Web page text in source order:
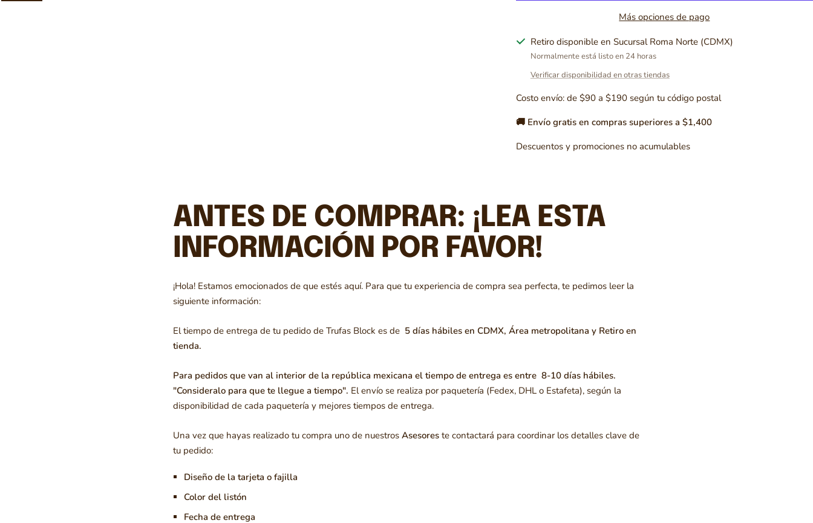
Más opciones de pago
Retiro disponible en Sucursal Roma Norte (CDMX)
Normalmente está listo en 24 horas
Verificar disponibilidad en otras tiendas
Costo envío: de $90 a $190 según tu código postal
🚚 Envío gratis en compras superiores a $1,400
Descuentos y promociones no acumulables
ANTES DE COMPRAR: ¡LEA ESTA
INFORMACIÓN POR FAVOR!
¡Hola! Estamos emocionados de que estés aquí. Para que tu experiencia de compra sea perfecta, te pedimos leer la
siguiente información:
El tiempo de entrega de tu pedido de Trufas Block es de 5 días hábiles en CDMX, Área metropolitana y Retiro en
tienda.
Para pedidos que van al interior de la república mexicana el tiempo de entrega es entre 8-10 días hábiles.
"Consideralo para que te llegue a tiempo". El envío se realiza por paquetería (Fedex, DHL o Estafeta), según la
disponibilidad de cada paquetería y mejores tiempos de entrega.
Una vez que hayas realizado tu compra uno de nuestros Asesoreste contactará para coordinar los detalles clave de
tu pedido:
Diseño de la tarjeta o fajilla
Color del listón
Fecha de entrega